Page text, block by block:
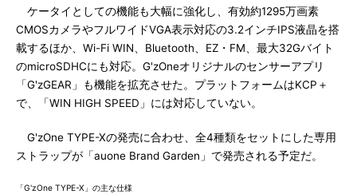
ケータイとしての機能も大幅に強化し、有効約1295万画素
CMOSカメラやフルワイドVGA表示対応の3.2インチIPS液晶を搭
載するほか、Wi-Fi WIN、Bluetooth、EZ・FM、最大32Gバイト
のmicroSDHCにも対応。G'zOneオリジナルのセンサーアプリ
「G'zGEAR」も機能を拡充させた。プラットフォームはKCP＋
で、「WIN HIGH SPEED」には対応していない。
G'zOne TYPE-Xの発売に合わせ、全4種類をセットにした専用
ストラップが「auone Brand Garden」で発売される予定だ。
「G'zOne TYPE-X」の主な仕様